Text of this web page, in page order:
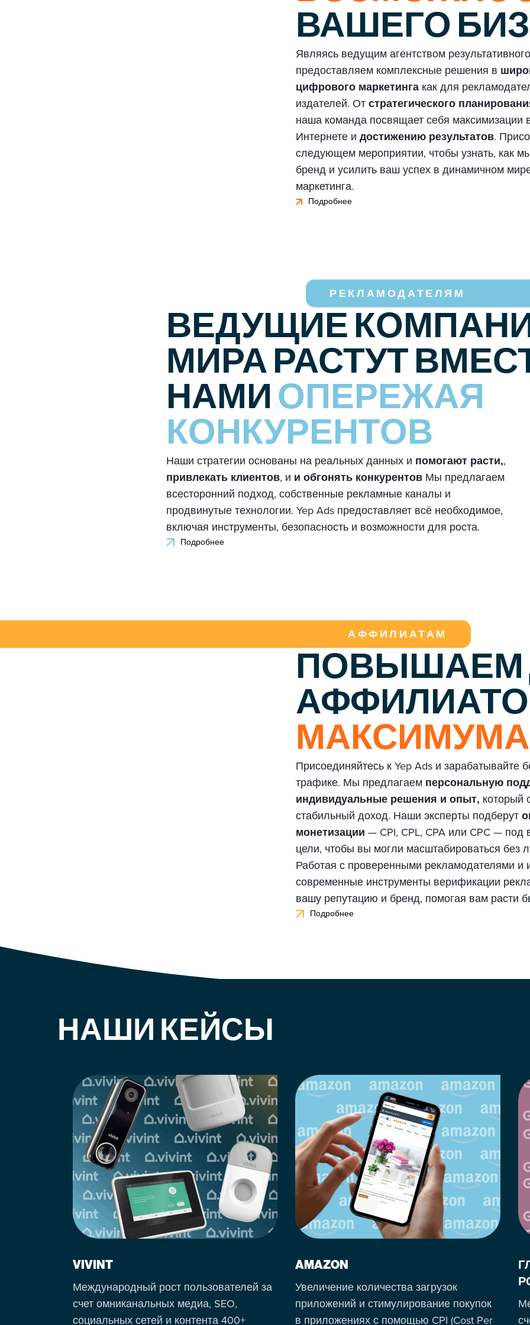
ВАШЕГО
Являясь ведущим агентством
предоставляем комплексные решения в
цифрового маркетингакак для
издателей. Отстратегического
наша команда посвящает себя максимизации
Интернете и достижению результатов.
следующем мероприятии, чтобы узнать, как
бренд и усилить ваш успех в динамичном
маркетинга.
Подробнее
РЕКЛАМОДАТЕЛЯМ
ВЕДУЩИЕ
МИРА РАСТУТ
НАМИОПЕРЕЖАЯ
КОНКУРЕНТОВ
Наши стратегии основаны на реальных данных и помогают расти,,
привлекать клиентов, и и обгонять конкурентов Мы предлагаем
всесторонний подход, собственные рекламные каналы и
продвинутые технологии. Yep Ads предоставляет всё необходимое,
включая инструменты, безопасность и возможности для роста.
Подробнее
АФФИЛИАТАМ
ПОВЫШАЕМ
МАКСИМУМА
Присоединяйтесь к Yep Ads и зарабатывайте
трафике. Мы предлагаем персональную
индивидуальные решения и опыт, который
стабильный доход. Наши эксперты подберут
монетизации — CPI, CPL, CPA или CPC — под
цели, чтобы вы могли масштабироваться без
Работая с проверенными рекламодателями и
современные инструменты верификации
вашу репутацию и бренд, помогая вам расти
Подробнее
НАШИ КЕЙСЫ
VIVINT
Международный рост пользователей за
счет омниканальных медиа, SEO,
социальных сетей и контента 400+
AMAZON
Увеличение количества загрузок
приложений и стимулирование покупок
в приложениях с помощью CPI (Cost Per